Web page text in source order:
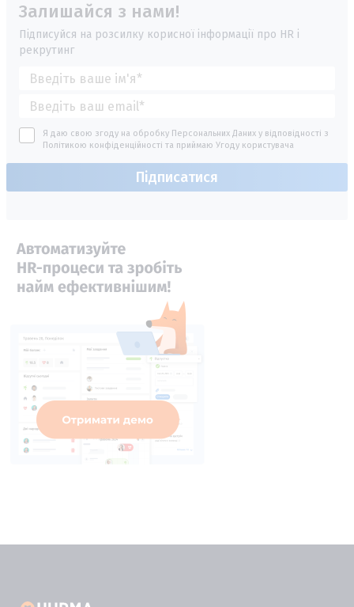
Залишайся з нами!
Підписуйся на розсилку корисної інформації про HR і
рекрутинг
Я даю свою згоду на обробку Персональних Даних у відповідності з
Політикою конфіденційності та приймаю Угоду користувача